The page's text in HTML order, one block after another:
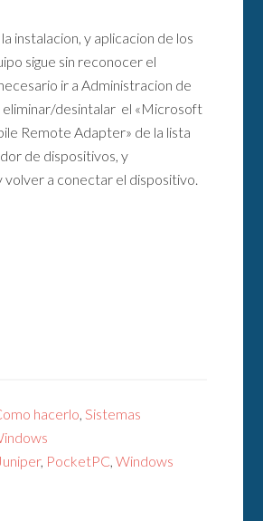
instalacion, y aplicacion de los
sigue sin reconocer el
ir a Administracion de
eliminar/desintalar el «Microsoft
Remote Adapter» de la lista
de dispositivos, y
volver a conectar el dispositivo.
hacerlo,Sistemas
Juniper, PocketPC,Windows